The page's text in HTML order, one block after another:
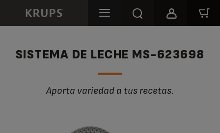
SISTEMA DE LECHE MS-623698
Aporta variedad a tus recetas.